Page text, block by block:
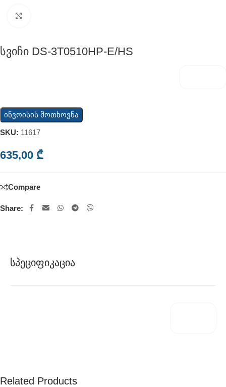
Სვიჩი DS-3T0510HP-E/HS
ინვოისის მოთხოვნა
SKU: 11617
635,00 ₾
Compare
Share:
Სპეციფიკაცია
Related Products